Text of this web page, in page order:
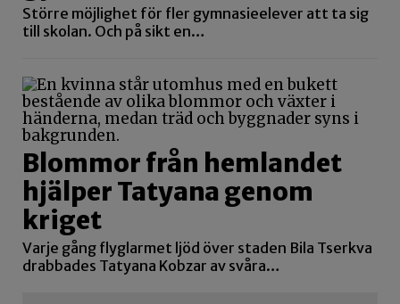
Större möjlighet för fler gymnasieelever att ta sig
till skolan. Och på sikt en…
Blommor från hemlandet
hjälper Tatyana genom
kriget
Varje gång flyglarmet ljöd över staden Bila Tserkva
drabbades Tatyana Kobzar av svåra…